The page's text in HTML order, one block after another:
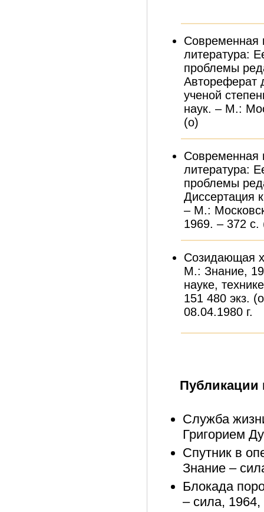
Современная
литература:
проблемы
Автореферат
ученой
наук. – М.:
(о)
Современная
литература:
проблемы
Диссертация
– М.:
1969. – 372 с.
Созидающая
М.: Знание,
науке,
151 480 экз.
08.04.1980 г.
Публикации
Служба
Григорием
Спутник в
Знание –
Блокада
– сила,